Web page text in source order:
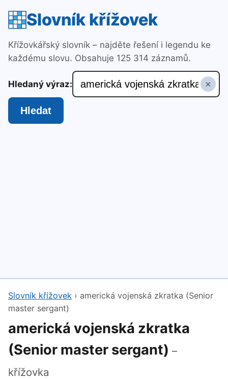
Slovník křížovek
Křížovkářský slovník – najděte řešení i legendu ke
každému slovu. Obsahuje 125 314 záznamů.
Hledaný výraz: ×
Hledat
Slovník křížovek › americká vojenská zkratka (Senior
master sergant)
americká vojenská zkratka
(Senior master sergant) –
křížovka